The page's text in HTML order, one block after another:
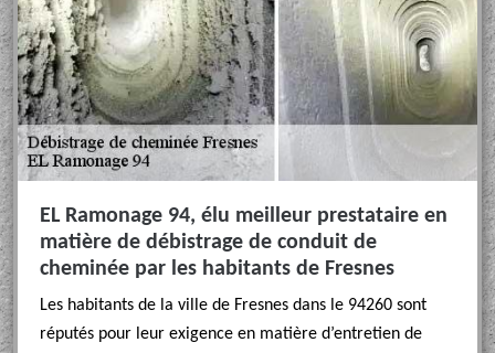
EL Ramonage 94, élu meilleur prestataire en
matière de débistrage de conduit de
cheminée par les habitants de Fresnes
Les habitants de la ville de Fresnes dans le 94260 sont
réputés pour leur exigence en matière d’entretien de